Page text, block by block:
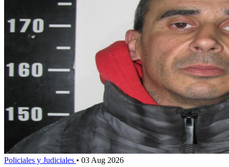
Policiales y Judiciales • 03 Aug 2026